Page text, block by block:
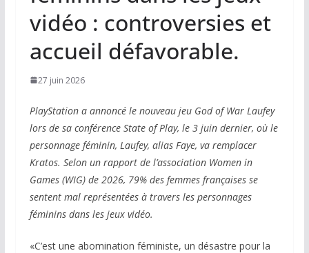
vidéo : controversies et
accueil défavorable.
27 juin 2026
PlayStation a annoncé le nouveau jeu God of War Laufey
lors de sa conférence State of Play, le 3 juin dernier, où le
personnage féminin, Laufey, alias Faye, va remplacer
Kratos. Selon un rapport de l’association Women in
Games (WIG) de 2026, 79% des femmes françaises se
sentent mal représentées à travers les personnages
féminins dans les jeux vidéo.
«C’est une abomination féministe, un désastre pour la